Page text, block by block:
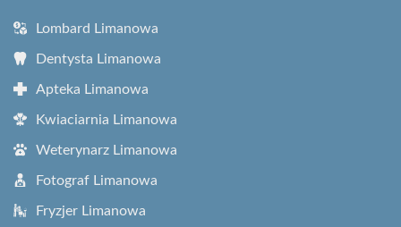
Lombard Limanowa
Dentysta Limanowa
Apteka Limanowa
Kwiaciarnia Limanowa
Weterynarz Limanowa
Fotograf Limanowa
Fryzjer Limanowa